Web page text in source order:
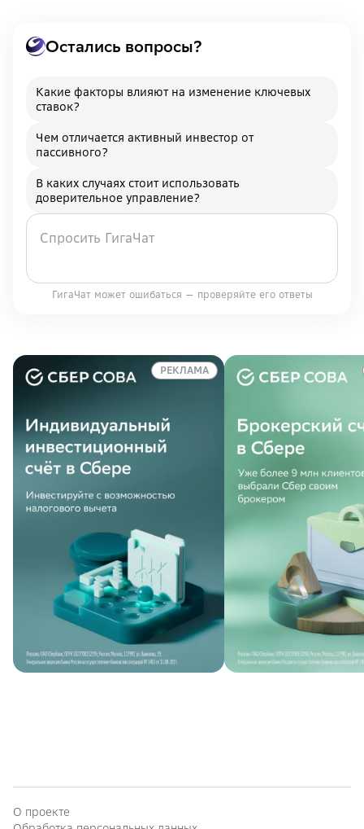
Остались вопросы?
Какие факторы влияют на изменение ключевых
ставок?
Чем отличается активный инвестор от
пассивного?
В каких случаях стоит использовать
доверительное управление?
ГигаЧат может ошибаться — проверяйте его ответы
РЕКЛАМА
О проекте